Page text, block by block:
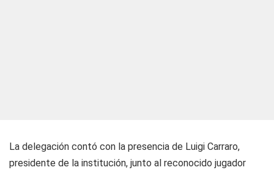
La delegación contó con la presencia de Luigi Carraro,
presidente de la institución, junto al reconocido jugador